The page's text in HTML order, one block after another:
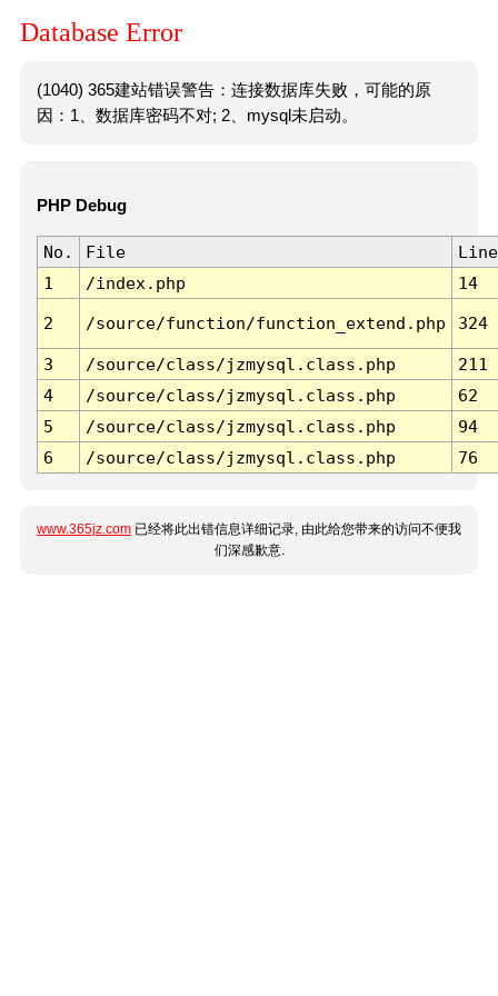
Database Error
(1040) 365建站错误警告：连接数据库失败，可能的原
因：1、数据库密码不对; 2、mysql未启动。
PHP Debug
No. File
Line
1
/index.php 14
2 /source/function/function_extend.php 324
3 /source/class/jzmysql.class.php
211
4
/source/class/jzmysql.class.php
62
5
/source/class/jzmysql.class.php
94
6
/source/class/jzmysql.class.php 76
www.365jz.com 已经将此出错信息详细记录, 由此给您带来的访问不便我
们深感歉意.